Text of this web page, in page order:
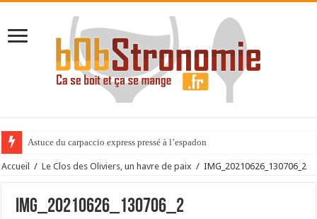
Astuce du carpaccio express pressé à l’espadon
Accueil / Le Clos des Oliviers, un havre de paix / IMG_20210626_130706_2
IMG_20210626_130706_2